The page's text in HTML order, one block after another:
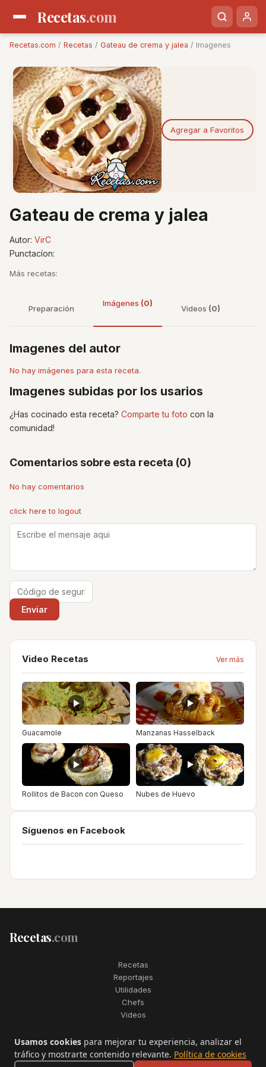
Recetas.com
Recetas.com / Recetas / Gateau de crema y jalea / Imagenes
Agregar a Favoritos
Gateau de crema y jalea
Autor: VirC
Punctacíon:
Más recetas:
Preparación
Imágenes (0)
Videos (0)
Imagenes del autor
No hay imágenes para esta receta.
Imagenes subidas por los usarios
¿Has cocinado esta receta? Comparte tu foto con la
comunidad!
Comentarios sobre esta receta (0)
No hay comentarios
click here to logout
Video Recetas Ver más
Guacamole Manzanas Hasselback
Rollitos de Bacon con Queso Nubes de Huevo
Síguenos en Facebook
Recetas.com
Recetas
Reportajes
Utilidades
Chefs
Videos
2006–2026. Todos los derechos reservados. Recetas.com es una
marca registrada de Telfo Networks S.L.
Aviso legal·Condiciones de uso·Contactar
Usamos cookies para mejorar tu experiencia, analizar el
tráfico y mostrarte contenido relevante. Política de cookies